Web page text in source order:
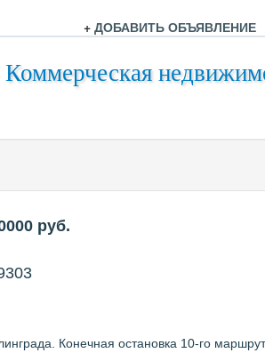
+ ДОБАВИТЬ ОБЪЯВЛЕНИЕ
Коммерческая
руб.
Конечная остановка 10-го